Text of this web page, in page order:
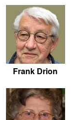
Frank Drion